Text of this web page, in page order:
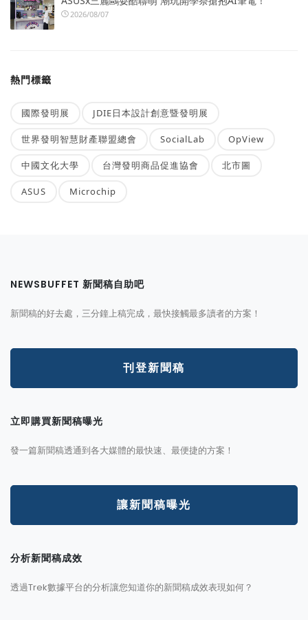
2026/08/07
熱門標籤
國際發明展 JDIE日本設計創意暨發明展
世界發明智慧財產聯盟總會 SocialLab OpView
中國文化大學 台灣發明商品促進協會 北市圖
ASUS Microchip
NEWSBUFFET 新聞稿自助吧
新聞稿的好去處，三分鐘上稿完成，最快接觸最多讀者的方案！
刊登新聞稿
立即購買新聞稿曝光
發一篇新聞稿透通到各大媒體的最快速、最便捷的方案！
讓新聞稿曝光
分析新聞稿成效
透過Trek數據平台的分析讓您知道你的新聞稿成效表現如何？